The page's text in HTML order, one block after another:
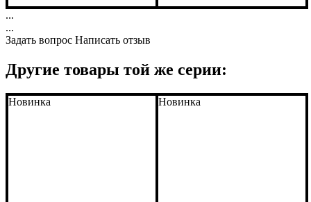
Ширина: 140 см
Глубина: 47 см
Высота: 90 см
...
...
Задать вопрос Написать отзыв
Другие товары той же серии:
Новинка Новинка